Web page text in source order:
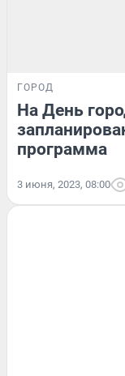
ГОРОД
На День
программа
3 июня, 2023, 08:00